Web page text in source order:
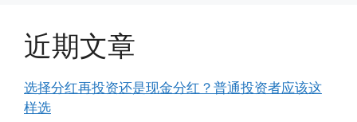
近期文章
选择分红再投资还是现金分红？普通投资者应该这
样选